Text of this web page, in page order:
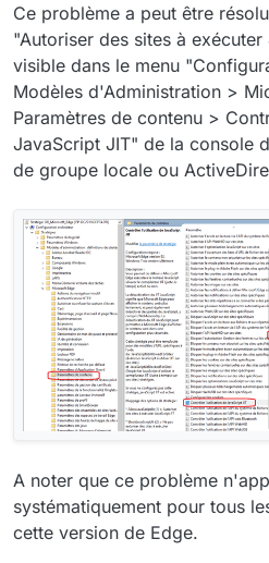
Ce problème a peut être
"Autoriser des sites à
visible dans le menu
Modèles d'Administration >
Paramètres de contenu >
JavaScript JIT" de la console
de groupe locale ou
A noter que ce problème
systématiquement pour tous
cette version de Edge.